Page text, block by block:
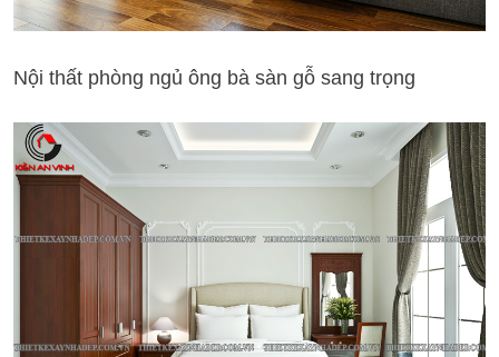
Nội thất phòng ngủ ông bà sàn gỗ sang trọng